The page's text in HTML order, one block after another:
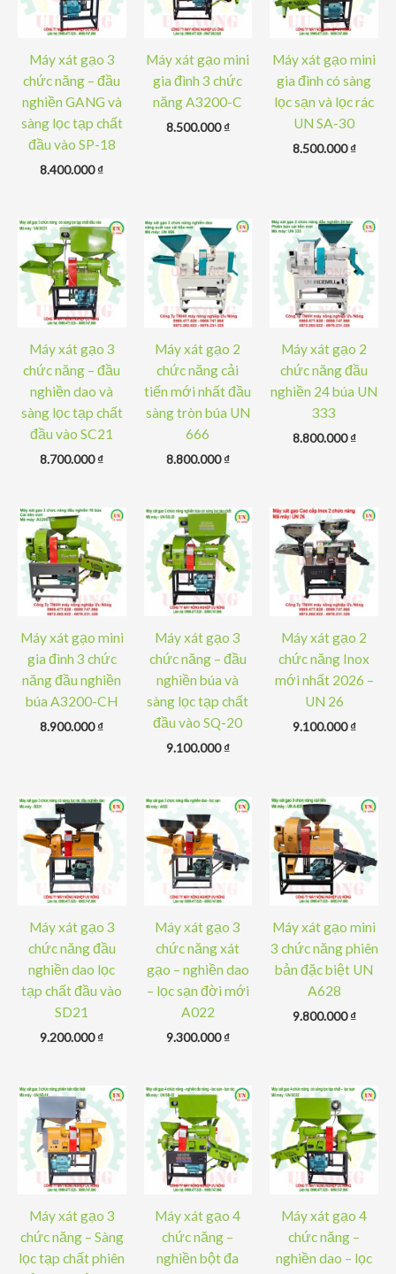
Máy xát gạo 3
chức năng – đầu
nghiền GANG và
sàng lọc tạp chất
đầu vào SP-18
8.400.000₫
Máy xát gạo mini
gia đình 3 chức
năng A3200-C
8.500.000₫
Máy xát gạo mini
gia đình có sàng
lọc sạn và lọc rác
UN SA-30
8.500.000₫
Máy xát gạo 3
chức năng – đầu
nghiền dao và
sàng lọc tạp chất
đầu vào SC21
8.700.000₫
Máy xát gạo 2
chức năng cải
tiến mới nhất đầu
sàng tròn búa UN
666
8.800.000₫
Máy xát gạo 2
chức năng đầu
nghiền 24 búa UN
333
8.800.000₫
Máy xát gạo mini
gia đình 3 chức
năng đầu nghiền
búa A3200-CH
8.900.000₫
Máy xát gạo 3
chức năng – đầu
nghiền búa và
sàng lọc tạp chất
đầu vào SQ-20
9.100.000₫
Máy xát gạo 2
chức năng Inox
mới nhất 2026 –
UN 26
9.100.000₫
Máy xát gạo 3
chức năng đầu
nghiền dao lọc
tạp chất đầu vào
SD21
9.200.000₫
Máy xát gạo 3
chức năng xát
gạo – nghiền dao
– lọc sạn đời mới
A022
9.300.000₫
Máy xát gạo mini
3 chức năng phiên
bản đặc biệt UN
A628
9.800.000₫
Máy xát gạo 3
chức năng – Sàng
lọc tạp chất phiên
Máy xát gạo 4
chức năng –
nghiền bột đa
Máy xát gạo 4
chức năng –
nghiền dao – lọc